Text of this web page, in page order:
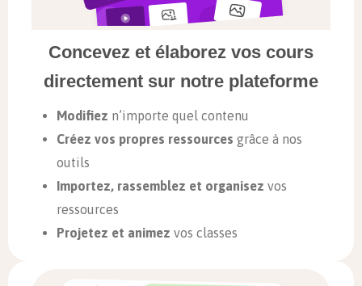
Concevez et élaborez vos cours
directement sur notre plateforme
Modifiez n’importe quel contenu
Créez vos propres ressources grâce à nos
outils
Importez, rassemblez et organisez vos
ressources
Projetez et animez vos classes